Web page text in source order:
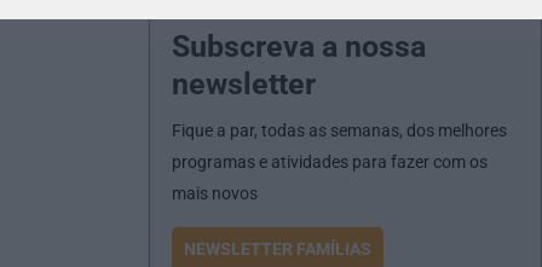
Subscreva a nossa
newsletter
Fique a par, todas as semanas, dos melhores
programas e atividades para fazer com os
mais novos
NEWSLETTER FAMÍLIAS